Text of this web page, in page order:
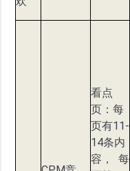
看点
页：每
页有11-
14条内
容， 每